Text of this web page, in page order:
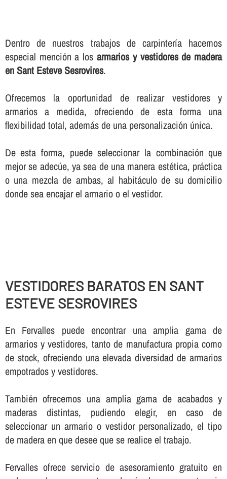
Dentro de nuestros trabajos de carpinterí­a hacemos
especial mención a los armarios y vestidores de madera
en Sant Esteve Sesrovires.
Ofrecemos la oportunidad de realizar vestidores y
armarios a medida, ofreciendo de esta forma una
flexibilidad total, además de una personalización única.
De esta forma, puede seleccionar la combinación que
mejor se adecúe, ya sea de una manera estética, práctica
o una mezcla de ambas, al habitáculo de su domicilio
donde sea encajar el armario o el vestidor.
VESTIDORES BARATOS EN SANT
ESTEVE SESROVIRES
En Fervalles puede encontrar una amplia gama de
armarios y vestidores, tanto de manufactura propia como
de stock, ofreciendo una elevada diversidad de armarios
empotrados y vestidores.
También ofrecemos una amplia gama de acabados y
maderas distintas, pudiendo elegir, en caso de
seleccionar un armario o vestidor personalizado, el tipo
de madera en que desee que se realice el trabajo.
Fervalles ofrece servicio de asesoramiento gratuito en